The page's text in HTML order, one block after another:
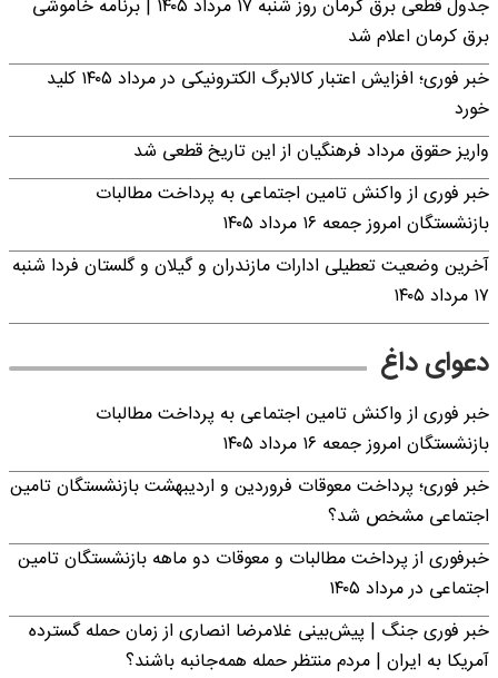
جدول قطعی برق کرمان روز شنبه ۱۷ مرداد ۱۴۰۵ | برنامه خاموشی
برق کرمان اعلام شد
خبر فوری؛ افزایش اعتبار کالابرگ الکترونیکی در مرداد ۱۴۰۵ کلید
خورد
واریز حقوق مرداد فرهنگیان از این تاریخ قطعی شد
خبر فوری از واکنش تامین اجتماعی به پرداخت مطالبات
بازنشستگان امروز جمعه ۱۶ مرداد ۱۴۰۵
آخرین وضعیت تعطیلی ادارات مازندران و گیلان و گلستان فردا شنبه
۱۷ مرداد ۱۴۰۵
دعوای داغ
خبر فوری از واکنش تامین اجتماعی به پرداخت مطالبات
بازنشستگان امروز جمعه ۱۶ مرداد ۱۴۰۵
خبر فوری؛ پرداخت معوقات فروردین و اردیبهشت بازنشستگان تامین
اجتماعی مشخص شد؟
خبرفوری از پرداخت مطالبات و معوقات دو ماهه بازنشستگان تامین
اجتماعی در مرداد ۱۴۰۵
خبر فوری جنگ | پیش‌بینی غلامرضا انصاری از زمان حمله گسترده
آمریکا به ایران | مردم منتظر حمله همه‌جانبه باشند؟